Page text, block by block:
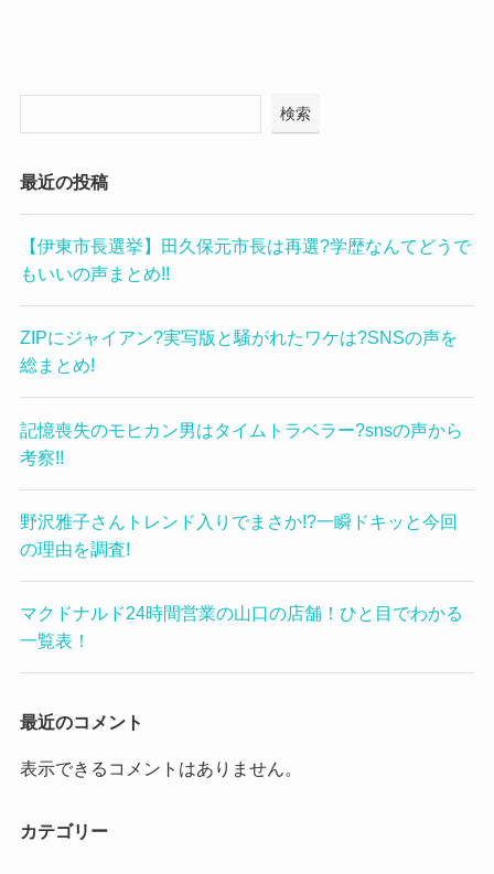
検索
最近の投稿
【伊東市長選挙】田久保元市長は再選?学歴なんてどうで
もいいの声まとめ!!
ZIPにジャイアン?実写版と騒がれたワケは?SNSの声を
総まとめ!
記憶喪失のモヒカン男はタイムトラベラー?snsの声から
考察!!
野沢雅子さんトレンド入りでまさか!?一瞬ドキッと今回
の理由を調査!
マクドナルド24時間営業の山口の店舗！ひと目でわかる
一覧表！
最近のコメント
表示できるコメントはありません。
カテゴリー